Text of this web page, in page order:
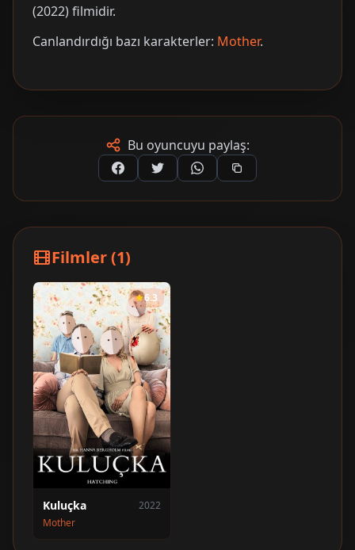
(2022) filmidir.
Canlandırdığı bazı karakterler: Mother.
Bu oyuncuyu paylaş:
Filmler (1)
6.3
Kuluçka
2022
Mother